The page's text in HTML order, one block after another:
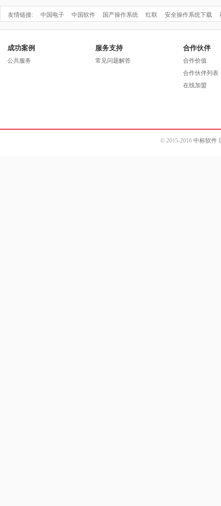
友情链接: 中国电子 中国软件 国产操作系统 红联 安全操作系统下载
成功案例
公共服务
服务支持
常见问题解答
合作伙伴
合作价值
合作伙伴列表
在线加盟
© 2015-2016 中标软件